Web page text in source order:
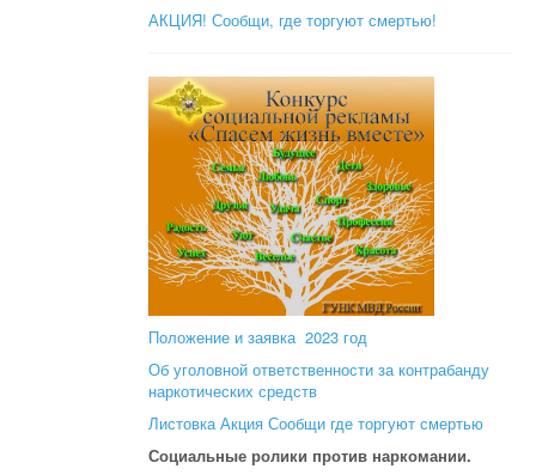
АКЦИЯ! Сообщи, где торгуют смертью!
Положение и заявка 2023 год
Об уголовной ответственности за контрабанду
наркотических средств
Листовка Акция Сообщи где торгуют смертью
Социальные ролики против наркомании.